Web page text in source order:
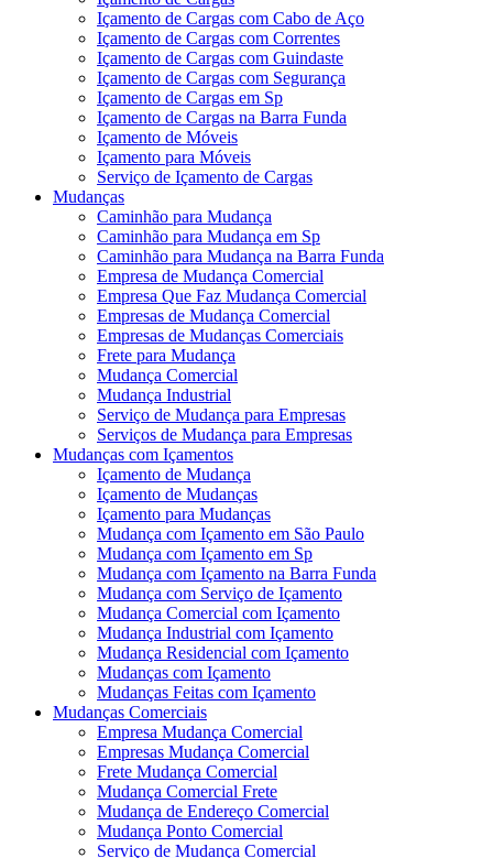
Içamento de Cargas com Cabo de Aço
Içamento de Cargas com Correntes
Içamento de Cargas com Guindaste
Içamento de Cargas com Segurança
Içamento de Cargas em Sp
Içamento de Cargas na Barra Funda
Içamento de Móveis
Içamento para Móveis
Serviço de Içamento de Cargas
Mudanças
Caminhão para Mudança
Caminhão para Mudança em Sp
Caminhão para Mudança na Barra Funda
Empresa de Mudança Comercial
Empresa Que Faz Mudança Comercial
Empresas de Mudança Comercial
Empresas de Mudanças Comerciais
Frete para Mudança
Mudança Comercial
Mudança Industrial
Serviço de Mudança para Empresas
Serviços de Mudança para Empresas
Mudanças com Içamentos
Içamento de Mudança
Içamento de Mudanças
Içamento para Mudanças
Mudança com Içamento em São Paulo
Mudança com Içamento em Sp
Mudança com Içamento na Barra Funda
Mudança com Serviço de Içamento
Mudança Comercial com Içamento
Mudança Industrial com Içamento
Mudança Residencial com Içamento
Mudanças com Içamento
Mudanças Feitas com Içamento
Mudanças Comerciais
Empresa Mudança Comercial
Empresas Mudança Comercial
Frete Mudança Comercial
Mudança Comercial Frete
Mudança de Endereço Comercial
Mudança Ponto Comercial
Serviço de Mudança Comercial